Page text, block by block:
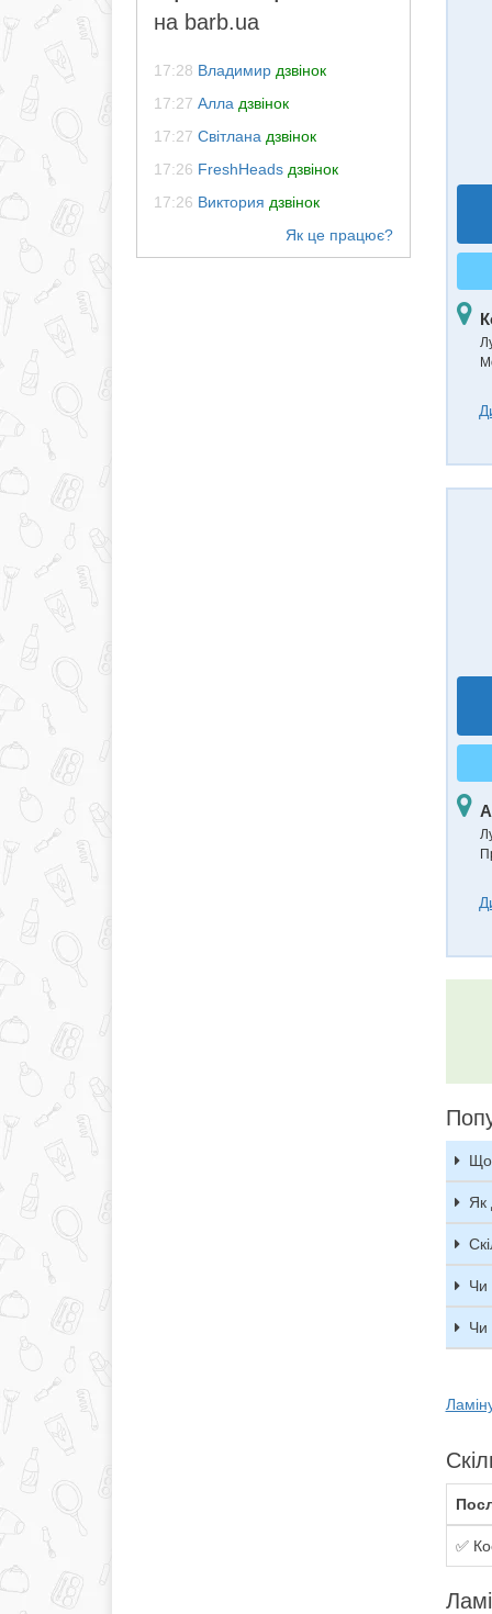
на barb.ua
17:28 Владимир дзвінок
17:27 Алла дзвінок
17:27 Світлана дзвінок
17:26 FreshHeads дзвінок
17:26 Виктория дзвінок
Що
Як
Чи
Чи
✅